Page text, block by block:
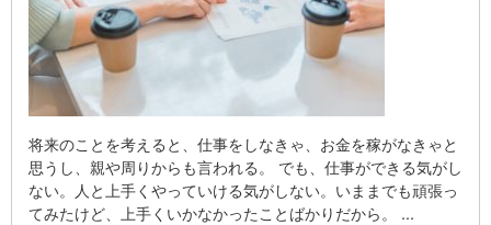
将来のことを考えると、仕事をしなきゃ、お金を稼がなきゃと
思うし、親や周りからも言われる。 でも、仕事ができる気がし
ない。人と上手くやっていける気がしない。いままでも頑張っ
てみたけど、上手くいかなかったことばかりだから。 ...